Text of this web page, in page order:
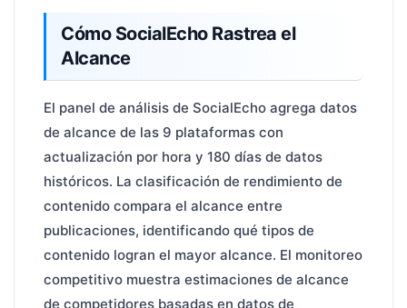
Cómo SocialEcho Rastrea el
Alcance
El panel de análisis de SocialEcho agrega datos
de alcance de las 9 plataformas con
actualización por hora y 180 días de datos
históricos. La clasificación de rendimiento de
contenido compara el alcance entre
publicaciones, identificando qué tipos de
contenido logran el mayor alcance. El monitoreo
competitivo muestra estimaciones de alcance
de competidores basadas en datos de